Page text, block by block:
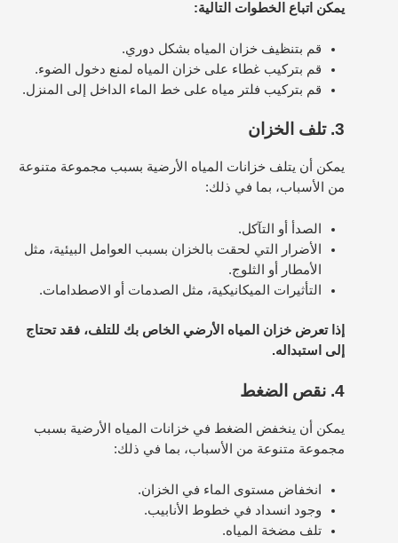
يمكن اتباع الخطوات التالية:
قم بتنظيف خزان المياه بشكل دوري.
قم بتركيب غطاء على خزان المياه لمنع دخول الضوء.
قم بتركيب فلتر مياه على خط الماء الداخل إلى المنزل.
3. تلف الخزان
يمكن أن يتلف خزانات المياه الأرضية بسبب مجموعة متنوعة
من الأسباب، بما في ذلك:
الصدأ أو التآكل.
الأضرار التي لحقت بالخزان بسبب العوامل البيئية، مثل
الأمطار أو الثلوج.
التأثيرات الميكانيكية، مثل الصدمات أو الاصطدامات.
إذا تعرض خزان المياه الأرضي الخاص بك للتلف، فقد تحتاج
إلى استبداله.
4. نقص الضغط
يمكن أن ينخفض الضغط في خزانات المياه الأرضية بسبب
مجموعة متنوعة من الأسباب، بما في ذلك:
انخفاض مستوى الماء في الخزان.
وجود انسداد في خطوط الأنابيب.
تلف مضخة المياه.